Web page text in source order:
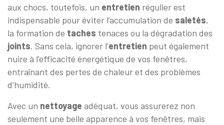
aux chocs, toutefois, un entretien régulier est
indispensable pour éviter l’accumulation de saletés,
la formation de taches tenaces ou la dégradation des
joints. Sans cela, ignorer l’entretien peut également
nuire à l’efficacité énergétique de vos fenêtres,
entraînant des pertes de chaleur et des problèmes
d’humidité.
Avec un nettoyage adéquat, vous assurerez non
seulement une belle apparence à vos fenêtres, mais